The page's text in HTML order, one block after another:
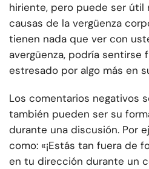
hiriente, pero puede ser útil
causas de la vergüenza
tienen nada que ver con
avergüenza, podría sentirse
estresado por algo más en
Los comentarios negativos
también pueden ser su
durante una discusión. Por
como: «¡Estás tan fuera de
en tu dirección durante un